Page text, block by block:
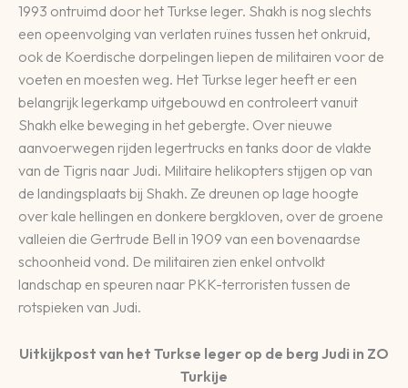
1993 ontruimd door het Turkse leger. Shakh is nog slechts
een opeenvolging van verlaten ruïnes tussen het onkruid,
ook de Koerdische dorpelingen liepen de militairen voor de
voeten en moesten weg. Het Turkse leger heeft er een
belangrijk legerkamp uitgebouwd en controleert vanuit
Shakh elke beweging in het gebergte. Over nieuwe
aanvoerwegen rijden legertrucks en tanks door de vlakte
van de Tigris naar Judi. Militaire helikopters stijgen op van
de landingsplaats bij Shakh. Ze dreunen op lage hoogte
over kale hellingen en donkere bergkloven, over de groene
valleien die Gertrude Bell in 1909 van een bovenaardse
schoonheid vond. De militairen zien enkel ontvolkt
landschap en speuren naar PKK-terroristen tussen de
rotspieken van Judi.
Uitkijkpost van het Turkse leger op de berg Judi in ZO
Turkije